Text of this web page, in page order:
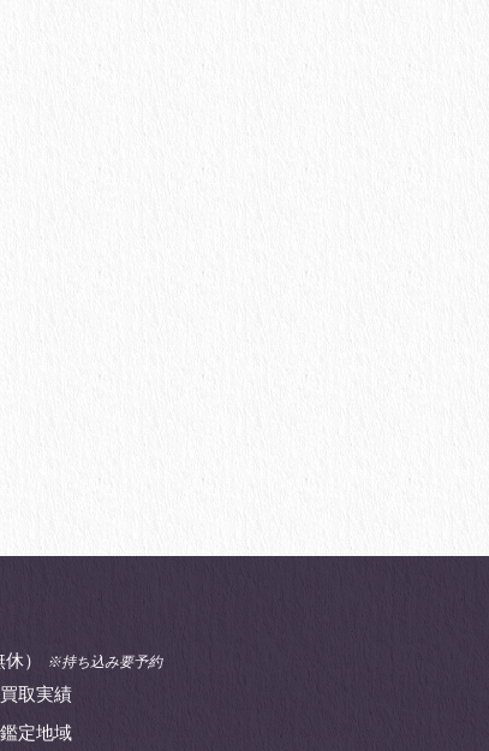
） ※持ち込み要予約
買取実績
鑑定地域